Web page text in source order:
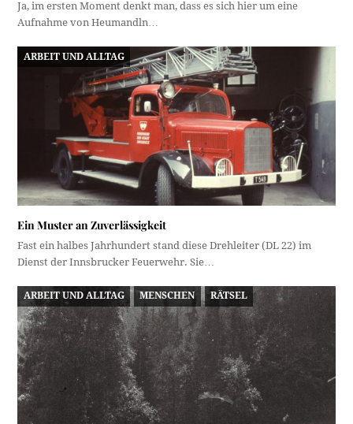
Ja, im ersten Moment denkt man, dass es sich hier um eine
Aufnahme von Heumandln…
ARBEIT UND ALLTAG
Ein Muster an Zuverlässigkeit
Fast ein halbes Jahrhundert stand diese Drehleiter (DL 22) im
Dienst der Innsbrucker Feuerwehr. Sie…
ARBEIT UND ALLTAG MENSCHEN RÄTSEL